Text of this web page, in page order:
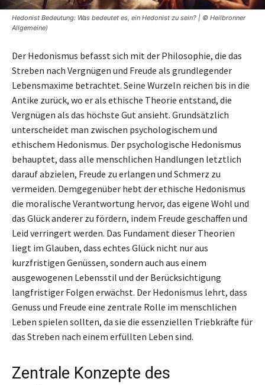
Hedonist Bedeutung: Was bedeutet es, ein Hedonist zu sein? | © Heilbronner
Allgemeine)
Der Hedonismus befasst sich mit der Philosophie, die das
Streben nach Vergnügen und Freude als grundlegender
Lebensmaxime betrachtet. Seine Wurzeln reichen bis in die
Antike zurück, wo er als ethische Theorie entstand, die
Vergnügen als das höchste Gut ansieht. Grundsätzlich
unterscheidet man zwischen psychologischem und
ethischem Hedonismus. Der psychologische Hedonismus
behauptet, dass alle menschlichen Handlungen letztlich
darauf abzielen, Freude zu erlangen und Schmerz zu
vermeiden. Demgegenüber hebt der ethische Hedonismus
die moralische Verantwortung hervor, das eigene Wohl und
das Glück anderer zu fördern, indem Freude geschaffen und
Leid verringert werden. Das Fundament dieser Theorien
liegt im Glauben, dass echtes Glück nicht nur aus
kurzfristigen Genüssen, sondern auch aus einem
ausgewogenen Lebensstil und der Berücksichtigung
langfristiger Folgen erwächst. Der Hedonismus lehrt, dass
Genuss und Freude eine zentrale Rolle im menschlichen
Leben spielen sollten, da sie die essenziellen Triebkräfte für
das Streben nach einem erfüllten Leben sind.
Zentrale Konzepte des